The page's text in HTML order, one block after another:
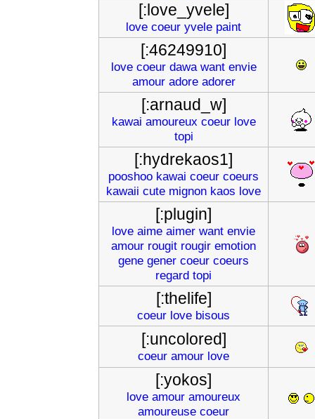
[:love_yvele]
love coeur yvele paint
[:46249910]
love coeur dawa want envie
amour adore adorer
[:arnaud_w]
kawai amoureux coeur love
topi
[:hydrekaos1]
pooshoo kawai coeur coeurs
kawaii cute mignon kaos love
[:plugin]
love aime aimer want envie
amour rougit rougir emotion
gene gener coeur coeurs
regard topi
[:thelife]
coeur love bisous
[:uncolored]
coeur amour love
[:yokos]
love amour amoureux
amoureuse coeur